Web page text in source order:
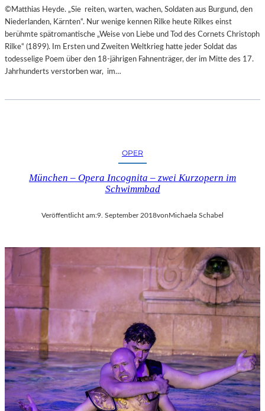
L
S
Ä
U
L
T
©Matthias Heyde. „Sie reiten, warten, wachen, Soldaten aus Burgund, den
Niederlanden, Kärnten“. Nur wenige kennen Rilke heute Rilkes einst
berühmte spätromantische „Weise von Liebe und Tod des Cornets Christoph
Rilke“ (1899). Im Ersten und Zweiten Weltkrieg hatte jeder Soldat das
todesselige Poem über den 18-jährigen Fahnenträger, der im Mitte des 17.
Jahrhunderts verstorben war, im…
OPER
München – Opera Incognita – zwei Kurzopern im
Schwimmbad
Veröffentlicht am:9. September 2018vonMichaela Schabel